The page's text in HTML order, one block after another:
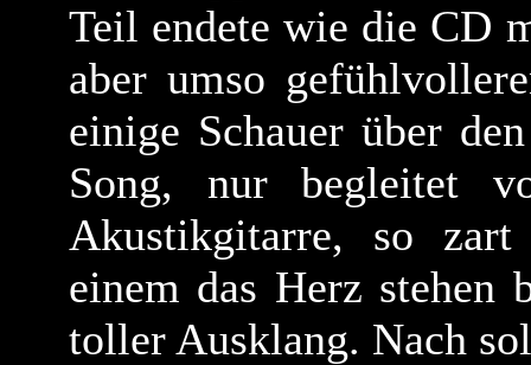
Teil endete wie die CD
aber umso
einige Schauer über
Song, nur begleitet
Akustikgitarre, so
einem das Herz stehen
toller Ausklang. Nach